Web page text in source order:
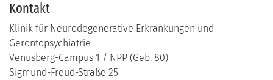
Kontakt
Klinik für Neurodegenerative Erkrankungen und
Gerontopsychiatrie
Venusberg-Campus 1 / NPP (Geb. 80)
Sigmund-Freud-Straße 25